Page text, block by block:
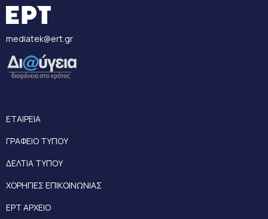
mediatek@ert.gr
ΕΤΑΙΡΕΙΑ
ΓΡΑΦΕΙΟ ΤΥΠΟΥ
ΔΕΛΤΙΑ ΤΥΠΟΥ
ΧΟΡΗΓΙΕΣ ΕΠΙΚΟΙΝΩΝΙΑΣ
ΕΡΤ ΑΡΧΕΙΟ